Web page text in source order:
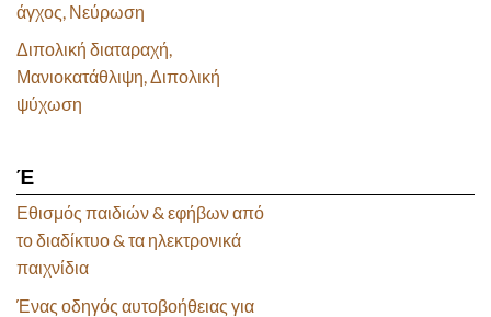
άγχος, Νεύρωση
Διπολική διαταραχή,
Μανιοκατάθλιψη, Διπολική
ψύχωση
Έ
Εθισμός παιδιών & εφήβων από
το διαδίκτυο & τα ηλεκτρονικά
παιχνίδια
Ένας οδηγός αυτοβοήθειας για